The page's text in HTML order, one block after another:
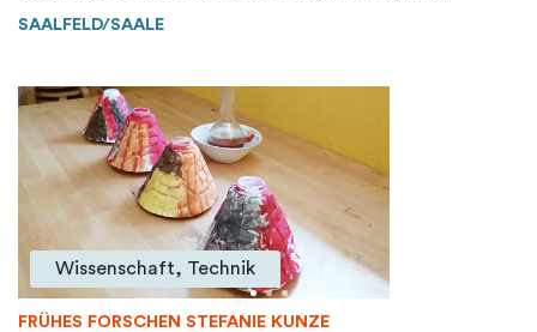
SAALFELD/SAALE
Wissenschaft, Technik
FRÜHES FORSCHEN STEFANIE KUNZE